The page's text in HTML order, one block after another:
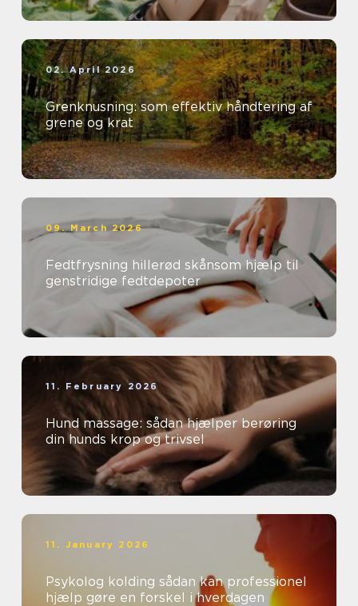
02. April 2026
Grenknusning: som effektiv håndtering af
grene og krat
09. March 2026
Fedtfrysning hillerød skånsom hjælp til
genstridige fedtdepoter
11. February 2026
Hund massage: sådan hjælper berøring
din hunds krop og trivsel
11. January 2026
Psykolog kolding sådan kan professionel
hjælp gøre en forskel i hverdagen